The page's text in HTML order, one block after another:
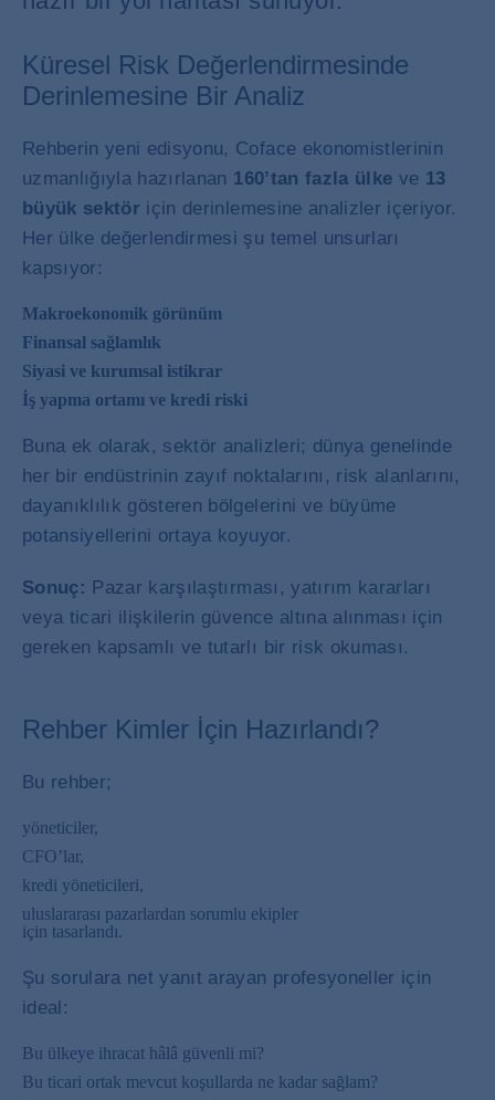
Küresel Risk Değerlendirmesinde
Derinlemesine Bir Analiz
Rehberin yeni edisyonu, Coface ekonomistlerinin
uzmanlığıyla hazırlanan 160’tan fazla ülke ve 13
büyük sektör için derinlemesine analizler içeriyor.
Her ülke değerlendirmesi şu temel unsurları
kapsıyor:
Makroekonomik görünüm
Finansal sağlamlık
Siyasi ve kurumsal istikrar
İş yapma ortamı ve kredi riski
Buna ek olarak, sektör analizleri; dünya genelinde
her bir endüstrinin zayıf noktalarını, risk alanlarını,
dayanıklılık gösteren bölgelerini ve büyüme
potansiyellerini ortaya koyuyor.
Sonuç: Pazar karşılaştırması, yatırım kararları
veya ticari ilişkilerin güvence altına alınması için
gereken kapsamlı ve tutarlı bir risk okuması.
Rehber Kimler İçin Hazırlandı?
Bu rehber;
yöneticiler,
CFO’lar,
kredi yöneticileri,
uluslararası pazarlardan sorumlu ekipler
için tasarlandı.
Şu sorulara net yanıt arayan profesyoneller için
ideal:
Bu ülkeye ihracat hâlâ güvenli mi?
Bu ticari ortak mevcut koşullarda ne kadar sağlam?